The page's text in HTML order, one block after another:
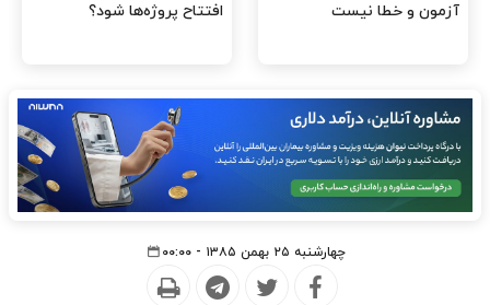
باید در اولویت تخصیص ارز
دست‌رفته نظام سلامت/ چرا
چهارشنبه ۲۵ بهمن ۱۳۸۵ - ۰۰:۰۰